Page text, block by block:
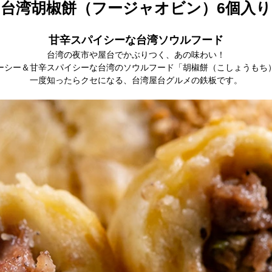
台湾胡椒餅（フージャオビン）6個入り
甘辛スパイシーな台湾ソウルフード
台湾の夜市や屋台でかぶりつく、あの味わい！
シー＆甘辛スパイシーな台湾のソウルフード「胡椒餅（こしょうもち
一度知ったらクセになる、台湾屋台グルメの鉄板です。